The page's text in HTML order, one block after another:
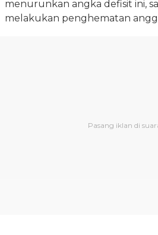
menurunkan angka defisit ini,
melakukan penghematan